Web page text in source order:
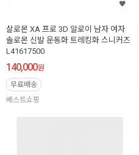
살로몬 XA 프로 3D 알로이 남자 여자
솔로몬 신발 운동화 트레킹화 스니커즈
L41617500
140,000원
무료배송
베스트쇼핑